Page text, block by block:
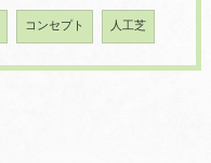
コンセプト 人工芝